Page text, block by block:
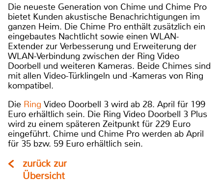
Die neueste Generation von Chime und Chime Pro
bietet Kunden akustische Benachrichtigungen im
ganzen Heim. Die Chime Pro enthält zusätzlich ein
eingebautes Nachtlicht sowie einen WLAN-
Extender zur Verbesserung und Erweiterung der
WLAN-Verbindung zwischen der Ring Video
Doorbell und weiteren Kameras. Beide Chimes sind
mit allen Video-Türklingeln und -Kameras von Ring
kompatibel.
Die Ring Video Doorbell 3 wird ab 28. April für 199
Euro erhältlich sein. Die Ring Video Doorbell 3 Plus
wird zu einem späteren Zeitpunkt für 229 Euro
eingeführt. Chime und Chime Pro werden ab April
für 35 bzw. 59 Euro erhältlich sein.
zurück zur
Übersicht